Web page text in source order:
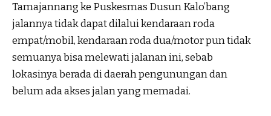
Tamajannang ke Puskesmas Dusun Kalo’bang
jalannya tidak dapat dilalui kendaraan roda
empat/mobil, kendaraan roda dua/motor pun tidak
semuanya bisa melewati jalanan ini, sebab
lokasinya berada di daerah pengunungan dan
belum ada akses jalan yang memadai.